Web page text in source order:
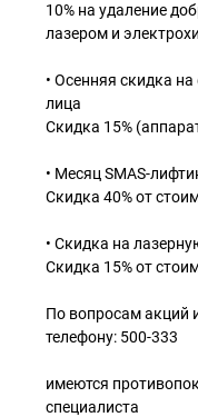
10% на удаление
лазером и
• Осенняя скидка
лица
Скидка 15%
• Месяц SMAS-
Скидка 40% от
• Скидка на
Скидка 15% от
По вопросам акций
телефону: 500-333
имеются
специалиста